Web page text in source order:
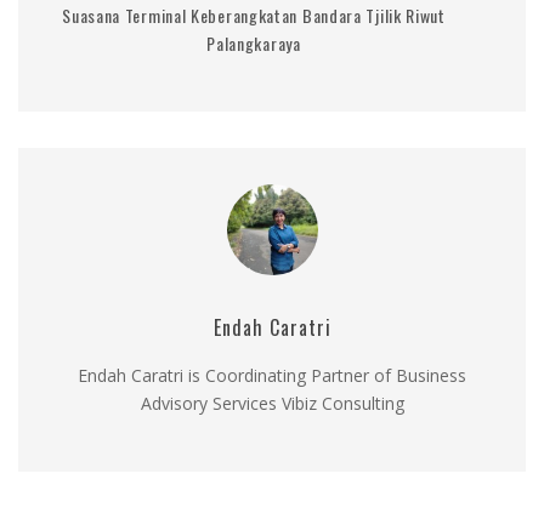
Suasana Terminal Keberangkatan Bandara Tjilik Riwut
Palangkaraya
Endah Caratri
Endah Caratri is Coordinating Partner of Business
Advisory Services Vibiz Consulting